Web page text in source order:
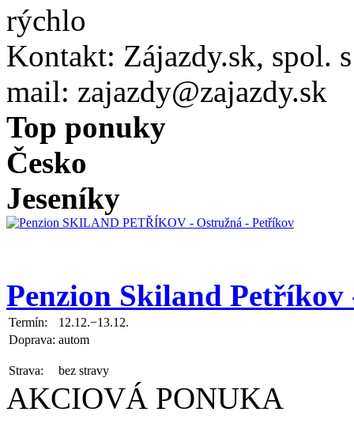
Kontakt: Zájazdy.sk, spol.
mail: zajazdy@zajazdy.sk
Top ponuky
Česko
Jeseníky
Penzion Skiland
Termín:
12.12.−13.12.
Doprava: autom
Strava: bez stravy
AKCIOVÁ PONUKA